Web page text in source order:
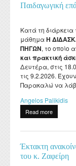
Παιδαγωγική
Κατά τη διάρκεια
μάθημαΗ
ΠΗΓΩΝ, το οποίο
και πρακτική
Δευτέρα, στις
τις 9.2.2026.
Παρακαλώ να
Angelos Palikidis
Read more
Έκτακτη
του κ. Ζαφείρη